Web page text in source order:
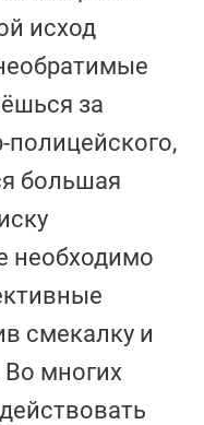
исход
за
полицейского,
большая
необходимо
смекалку и
многих